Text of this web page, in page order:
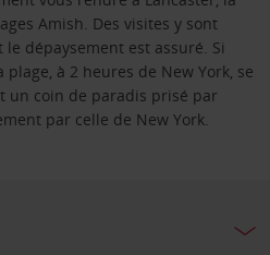
Amish. Des visites y sont
dépaysement est assuré. Si
à 2 heures de New York, se
un coin de paradis prisé par
par celle de New York.